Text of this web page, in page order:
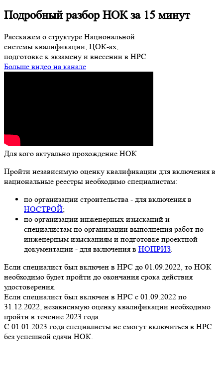
Подробный разбор НОК за 15 минут
Расскажем о структуре Национальной
системы квалификации, ЦОК-ах,
подготовке к экзамену и внесении в НРС
Больше видео на канале
Для кого актуально прохождение НОК
Пройти независимую оценку квалификации для включения в
национальные реестры необходимо специалистам:
по организации строительства - для включения в
НОСТРОЙ;
по организации инженерных изысканий и
специалистам по организации выполнения работ по
инженерным изысканиям и подготовке проектной
документации - для включения в НОПРИЗ.
Если специалист был включен в НРС до 01.09.2022, то НОК
необходимо будет пройти до окончания срока действия
удостоверения.
Если специалист был включен в НРС с 01.09.2022 по
31.12.2022, независимую оценку квалификации необходимо
пройти в течение 2023 года.
С 01.01.2023 года специалисты не смогут включиться в НРС
без успешной сдачи НОК.